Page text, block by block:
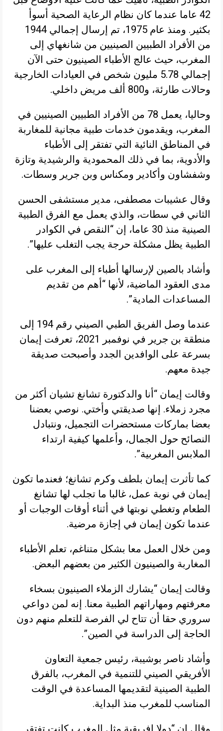
42 عاما عندما كان نظام الرعاية الصحية أسوأ
بكثير. ومنذ عام 1975، تم إرسال إجمالي 1944
من الأفراد الطبيين الصينيين من شانغهاي إلى
المغرب، حيث عالج الأطباء الصينيون حتى الآن
إجمالي 5.78 مليون شخص في العيادات الخارجية
وحالات طارئة، و800 ألف مريض داخلي.
وحاليا، يعمل 78 من الأفراد الطبيين الصينيين في
المغرب، ويقدمون خدمات طبية مجانية للمغاربة
في المناطق النائية التي تفتقر إلى الأطباء
والأدوية، بما في ذلك المحمودية والرشيدية وتازة
وشفشاون وأكادير ومكناس وبن جرير وسطات.
وقال عشيبات مصطفى، مدير مستشفى الحسن
الثاني في سطات، والذي يعمل مع الفرق الطبية
الصينية منذ 30 عاما، إن “النقص في الكوادر
الطبية يظل مشكلة حرجة يجب التغلب عليها”.
وأشاد بالصين لإرسالها أطباء إلى المغرب على
مدى العقود الماضية، لأنها “أهم من تقديم
المساعدات المادية”.
عندما وصل الفريق الطبي الصيني رقم 194 إلى
منطقة بن جرير في نوفمبر 2021، تعرفت إيمان
بسرعة على الوافدين الجدد وأصبحت صديقة
جيدة معهم.
وقالت إيمان “أنا والدكتورة تشانغ تشيان أكثر من
مجرد زملاء. إنها صديقتي وأختي. نوصي بعضنا
بعضا بماركات مستحضرات التجميل، ونتبادل
النصائح حول الجمال، وأعلمها كيفية ارتداء
الملابس المغربية”.
كما تأثرت إيمان بلطف وكرم تشانغ؛ فعندما تكون
إيمان في نوبة عمل، غالبا ما تجلب لها تشانغ
الطعام وتغطي نوبتها في أثناء أوقات الوجبات أو
عندما تكون إيمان في إجازة مرضية.
ومن خلال العمل معا بشكل متناغم، تعلم الأطباء
المغاربة والصينيون الكثير من بعضهم البعض.
وقالت إيمان “يشارك الزملاء الصينيون بسخاء
معرفتهم ومهاراتهم الطبية معنا. إنه لمن دواعي
سروري حقا أن تتاح لي الفرصة للتعلم منهم دون
الحاجة إلى الدراسة في الصين”.
وأشاد ناصر بوشيبة، رئيس جمعية التعاون
الأفريقي الصيني للتنمية في المغرب، بالفرق
الطبية الصينية لتقديمها المساعدة في الوقت
المناسب للمغرب منذ البداية.
وقال إن “دولا إفريقية مثل المغرب كانت تفتقر